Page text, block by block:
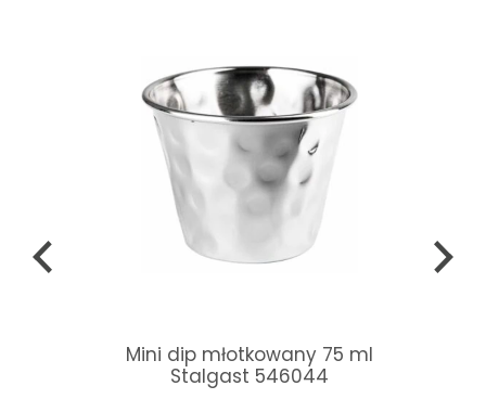
Mini dip młotkowany 75 ml
Stalgast 546044